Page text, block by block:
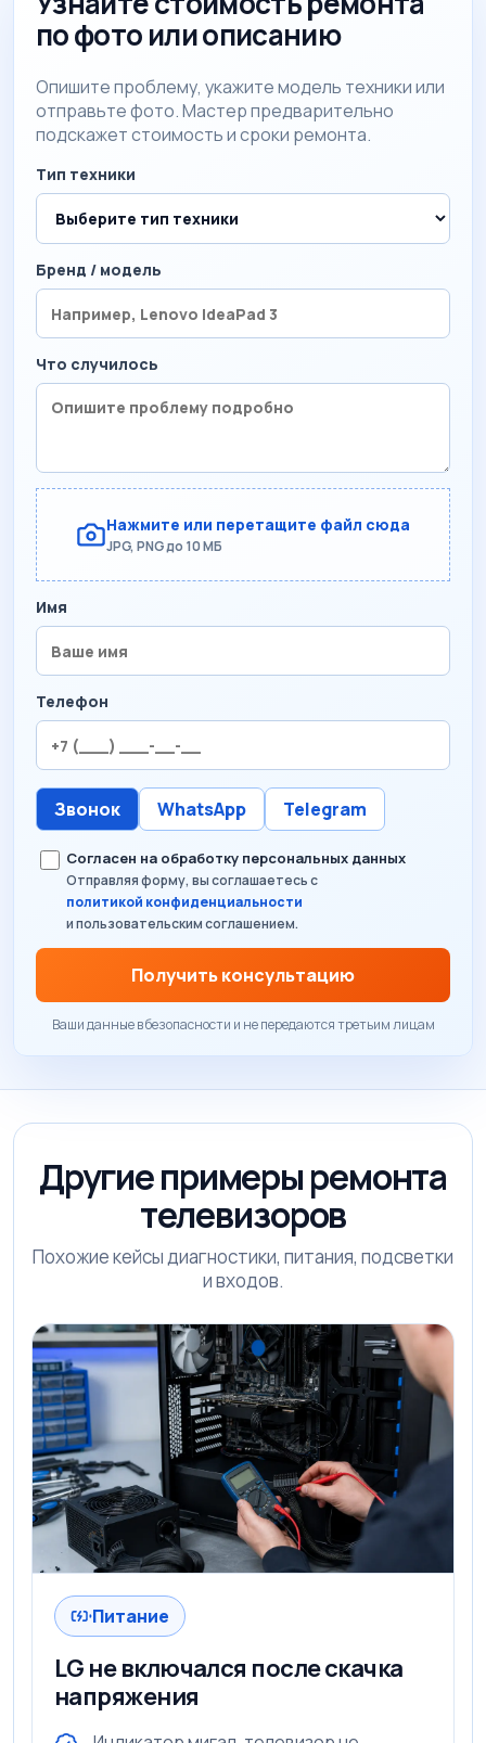
по фото или описанию
Опишите проблему, укажите модель техники или
отправьте фото. Мастер предварительно
подскажет стоимость и сроки ремонта.
Тип техники
Бренд / модель
Что случилось
Нажмите или перетащите файл сюда
JPG, PNG до 10 МБ
Имя
Телефон
Звонок WhatsApp Telegram
Согласен на обработку персональных данных
Отправляя форму, вы соглашаетесь с
политикой конфиденциальности
и пользовательским соглашением.
Получить консультацию
Ваши данные в безопасности и не передаются третьим лицам
Другие примеры ремонта
телевизоров
Похожие кейсы диагностики, питания, подсветки
и входов.
Питание
LG не включался после скачка
напряжения